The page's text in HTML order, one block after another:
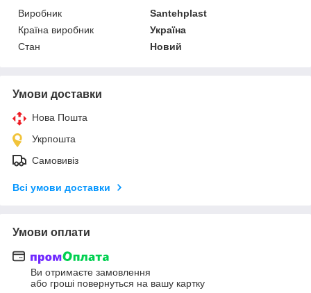
Виробник
Santehplast
Країна виробник
Україна
Стан
Новий
Умови доставки
Нова Пошта
Укрпошта
Самовивіз
Всі умови доставки
Умови оплати
Ви отримаєте замовлення
або гроші повернуться на вашу картку